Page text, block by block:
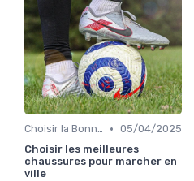
Choisir la Bonne Taille • 05/04/2025
Choisir les meilleures
chaussures pour marcher en
ville